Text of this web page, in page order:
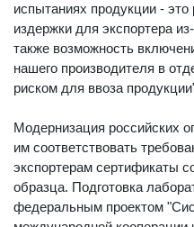
испытаниях продукции -
издержки для экспортера
также возможность
нашего производителя в
риском для ввоза
Модернизация российских
им соответствовать
экспортерам сертификаты
образца. Подготовка
федеральным проектом